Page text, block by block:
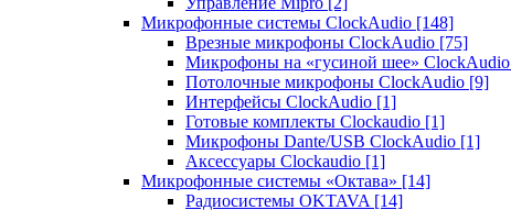
Микрофонные системы ClockAudio [148]
Врезные микрофоны ClockAudio [75]
Микрофоны на «гусиной шее» ClockAudio
Потолочные микрофоны ClockAudio [9]
Интерфейсы ClockAudio [1]
Готовые комплекты Clockaudio [1]
Микрофоны Dante/USB ClockAudio [1]
Аксессуары Clockaudio [1]
Микрофонные системы «Октава» [14]
Радиосистемы OKTAVA [14]